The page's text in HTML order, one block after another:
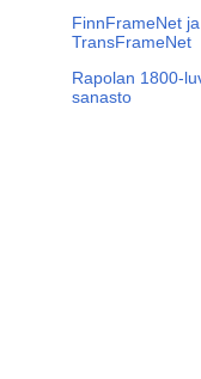
FinnFrameNet ja
TransFrameNet
Rapolan 1800-
sanasto